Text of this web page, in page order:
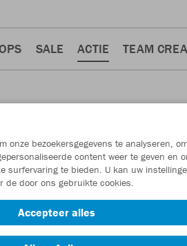
SALE ACTIE TEAM
8 Underwear 6
onze bezoekersgegevens te analyseren,
content weer te geven en
surfervaring te bieden. U kan uw
de door ons gebruikte cookies.
Accepteer alles